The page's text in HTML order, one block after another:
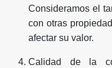
Consideramos el
con otras
afectar su valor.
Calidad de la